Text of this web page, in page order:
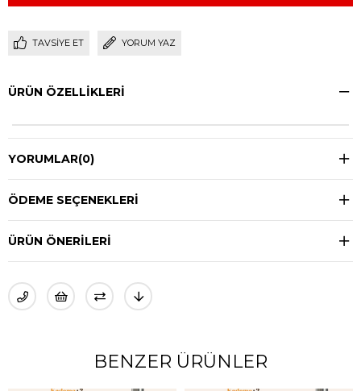
TAVSIYE ET YORUM YAZ
ÜRÜN ÖZELLIKLERI
YORUMLAR(0)
ÖDEME SEÇENEKLERI
ÜRÜN ÖNERILERI
BENZER ÜRÜNLER